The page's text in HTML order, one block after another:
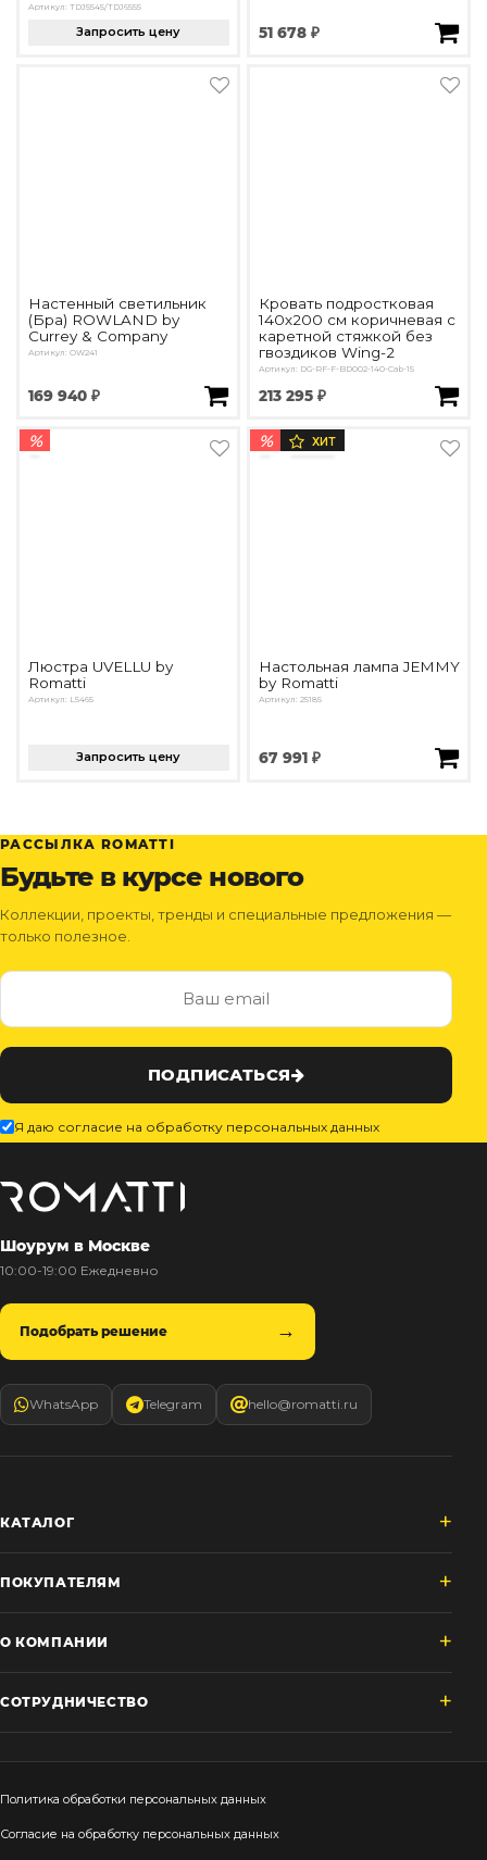
Артикул: TDJ5545/TDJ6555
Запросить цену 51 678 ₽
Настенный светильник
(Бра) ROWLAND by
Currey & Company
Артикул: OW241
169 940 ₽
Кровать подростковая
140х200 см коричневая с
каретной стяжкой без
гвоздиков Wing-2
Артикул: DG-RF-F-BD002-140-Cab-15
213 295 ₽
%
Люстра UVELLU by
Romatti
Артикул: L5465
Запросить цену
% ХИТ
Настольная лампа JEMMY
by Romatti
Артикул: 25185
67 991 ₽
РАССЫЛКА ROMATTI
Будьте в курсе нового
Коллекции, проекты, тренды и специальные предложения —
только полезное.
ПОДПИСАТЬСЯ
Я даю согласие на обработку персональных данных
Шоурум в Москве
10:00-19:00 Ежедневно
Подобрать решение
WhatsApp Telegram hello@romatti.ru
КАТАЛОГ
ПОКУПАТЕЛЯМ
О КОМПАНИИ
СОТРУДНИЧЕСТВО
Политика обработки персональных данных
Согласие на обработку персональных данных